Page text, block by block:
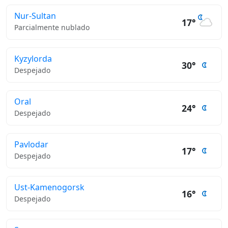
Nur-Sultan
Parcialmente nublado 17°
Kyzylorda
Despejado 30°
Oral
Despejado 24°
Pavlodar
Despejado 17°
Ust-Kamenogorsk
Despejado 16°